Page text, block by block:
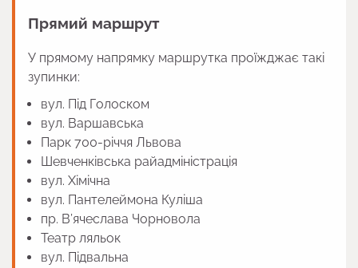
Прямий маршрут
У прямому напрямку маршрутка проїжджає такі
зупинки:
вул. Під Голоском
вул. Варшавська
Парк 700-річчя Львова
Шевченківська райадміністрація
вул. Хімічна
вул. Пантелеймона Куліша
пр. В’ячеслава Чорновола
Театр ляльок
вул. Підвальна